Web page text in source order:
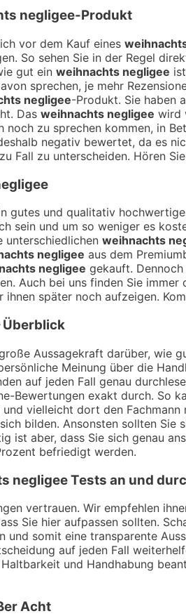
negligee-Produkt
vor dem Kauf eines
So sehen Sie in der Regel
gut ein weihnachts negligee
sprechen, je mehr
negligee-Produkt. Sie haben
Das weihnachts negligee wird
zu sprechen kommen, in
negativ bewertet, da es
Fall zu unterscheiden. Hören
gutes und qualitativ
sein und um so weniger es
unterschiedlichen weihnachts
negligee aus dem
negligee gekauft.
Auch bei uns finden Sie
später noch aufzeigen.
Überblick
Aussagekraft darüber, wie
Meinung über die
auf jeden Fall genau
Bewertungen exakt durch. So
vielleicht dort den
bilden. Ansonsten sollten
ist aber, dass Sie sich genau
befriedigt werden.
negligeeTests an und
vertrauen. Wir empfehlen
Sie hier aufpassen sollten.
und somit eine transparente
auf jeden Fall
und Handhabung
Acht